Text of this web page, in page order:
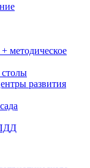
методическое
развития